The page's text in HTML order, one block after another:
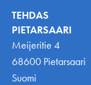
TEHDAS
PIETARSAARI
Meijeritie 4
68600 Pietarsaari
Suomi